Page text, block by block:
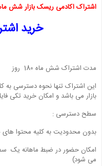
اشتراک اکادمی ریسک بازار شش
خرید
مدت اشتراک شش ماه 180 روز
این اشتراک تنها نحوه دسترسی به
بازار می باشد و امکان خرید تکی
سطح دسترسی :
بدون محدودیت به کلیه محتوا
امکان حضور در ضبط ماهانه یک
می شود)